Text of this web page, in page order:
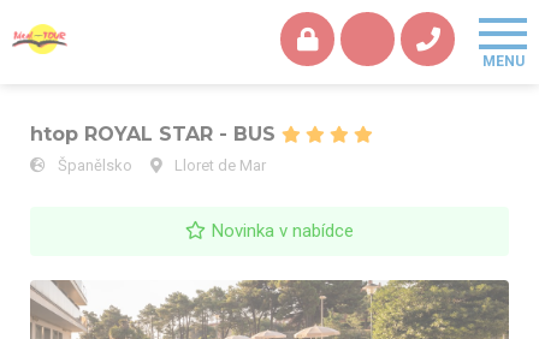
htop ROYAL STAR - BUS
Španělsko Lloret de Mar
Novinka v nabídce
htop ROYAL STAR - BUS - bazén